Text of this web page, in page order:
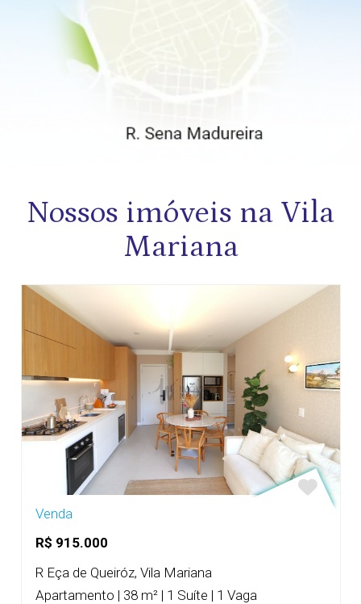
Nossos imóveis na Vila
Mariana
Venda
R$ 915.000
R Eça de Queiróz, Vila Mariana
Apartamento | 38 m² | 1 Suíte | 1 Vaga